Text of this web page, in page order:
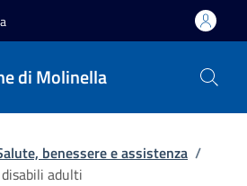
di Molinella
benessere e assistenza /
adulti